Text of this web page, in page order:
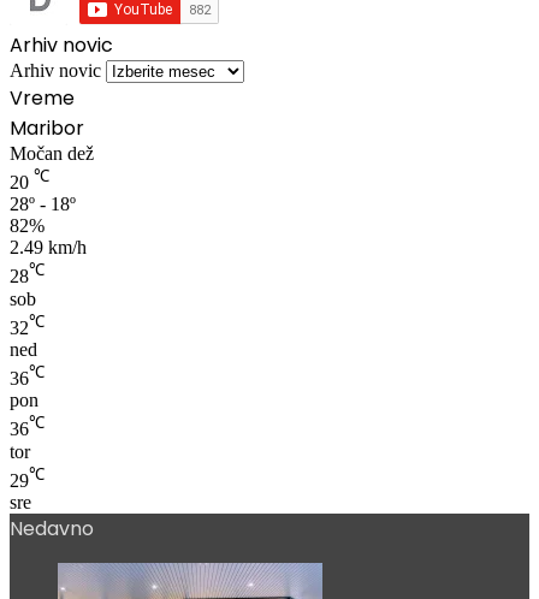
Arhiv novic
Arhiv novic
Vreme
Maribor
Močan dež
20 ℃
28º - 18º
82%
2.49 km/h
28℃
sob
32℃
ned
36℃
pon
36℃
tor
29℃
sre
Nedavno